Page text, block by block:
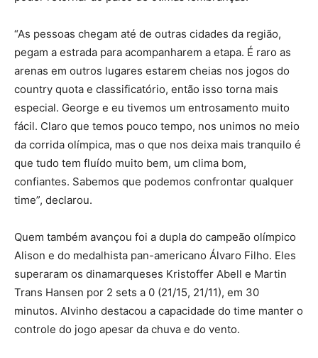
“As pessoas chegam até de outras cidades da região,
pegam a estrada para acompanharem a etapa. É raro as
arenas em outros lugares estarem cheias nos jogos do
country quota e classificatório, então isso torna mais
especial. George e eu tivemos um entrosamento muito
fácil. Claro que temos pouco tempo, nos unimos no meio
da corrida olímpica, mas o que nos deixa mais tranquilo é
que tudo tem fluído muito bem, um clima bom,
confiantes. Sabemos que podemos confrontar qualquer
time”, declarou.
Quem também avançou foi a dupla do campeão olímpico
Alison e do medalhista pan-americano Álvaro Filho. Eles
superaram os dinamarqueses Kristoffer Abell e Martin
Trans Hansen por 2 sets a 0 (21/15, 21/11), em 30
minutos. Alvinho destacou a capacidade do time manter o
controle do jogo apesar da chuva e do vento.